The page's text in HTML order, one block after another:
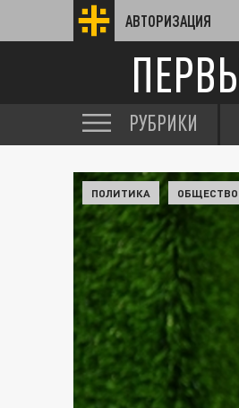
АВТОРИЗАЦИЯ
РУБРИКИ
ПОЛИТИКА ОБЩЕСТВО